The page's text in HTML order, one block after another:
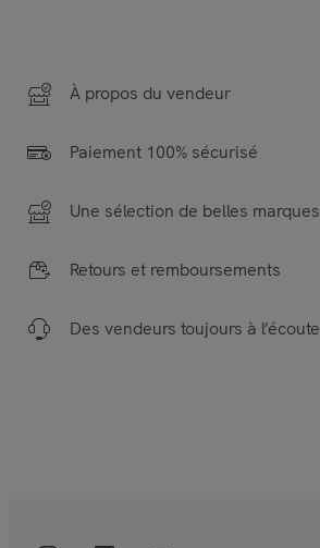
À propos du vendeur
Paiement 100% sécurisé
Une sélection de belles marques
Retours et remboursements
Des vendeurs toujours à l’écoute